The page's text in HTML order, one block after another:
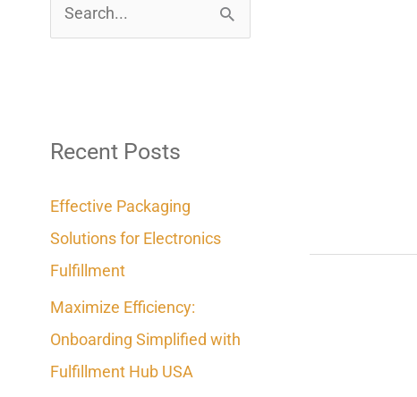
c
f
o
r
Recent Posts
Effective Packaging
Solutions for Electronics
Fulfillment
Maximize Efficiency:
Onboarding Simplified with
Fulfillment Hub USA